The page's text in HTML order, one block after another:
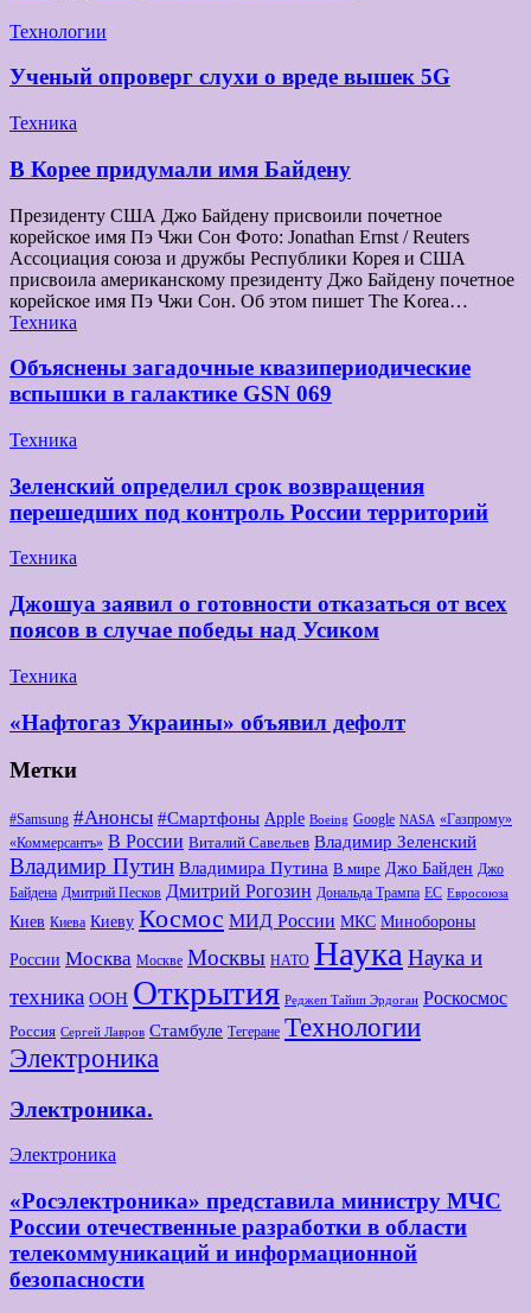
Технологии
Ученый опроверг слухи о вреде вышек 5G
Техника
В Корее придумали имя Байдену
Президенту США Джо Байдену присвоили почетное
корейское имя Пэ Чжи Сон Фото: Jonathan Ernst / Reuters
Ассоциация союза и дружбы Республики Корея и США
присвоила американскому президенту Джо Байдену почетное
корейское имя Пэ Чжи Сон. Об этом пишет The Korea…
Техника
Объяснены загадочные квазипериодические
вспышки в галактике GSN 069
Техника
Зеленский определил срок возвращения
перешедших под контроль России территорий
Техника
Джошуа заявил о готовности отказаться от всех
поясов в случае победы над Усиком
Техника
«Нафтогаз Украины» объявил дефолт
Метки
#Samsung #Анонсы #Смартфоны Apple Boeing Google NASA «Газпрому»
«Коммерсантъ» В России Виталий Савельев Владимир Зеленский
Владимир Путин Владимира Путина В мире Джо Байден Джо
Байдена Дмитрий Песков Дмитрий Рогозин Дональда Трампа ЕС Евросоюза
Киев Киева Киеву Космос МИД России МКС Минобороны
России Москва Москве Москвы НАТО Наука Наука и
техника ООН Открытия Реджеп Тайип Эрдоган Роскосмос
Россия Сергей Лавров Стамбуле Тегеране Технологии
Электроника
Электроника.
Электроника
«Росэлектроника» представила министру МЧС
России отечественные разработки в области
телекоммуникаций и информационной
безопасности